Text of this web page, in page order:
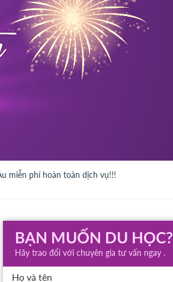
miễn phí hoàn toàn dịch vụ!!!
BẠN MUỐN DU HỌC?
Hãy trao đổi với chuyên gia tư vấn ngay .
Họ và tên